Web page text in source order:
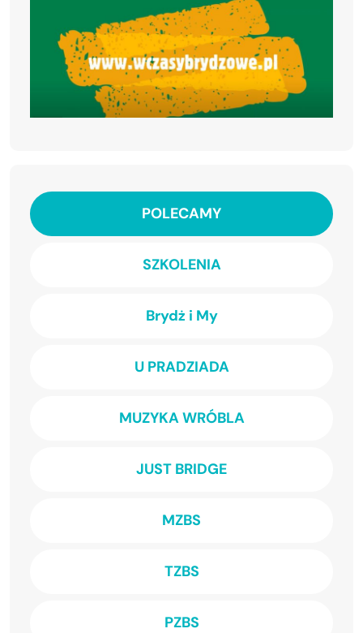
POLECAMY
SZKOLENIA
Brydż i My
U PRADZIADA
MUZYKA WRÓBLA
JUST BRIDGE
MZBS
TZBS
PZBS